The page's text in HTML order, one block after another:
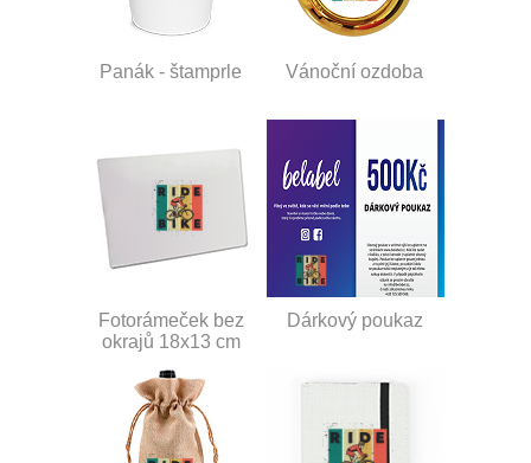
Panák - štamprle Vánoční ozdoba
Fotorámeček bez
okrajů 18x13 cm
Dárkový poukaz